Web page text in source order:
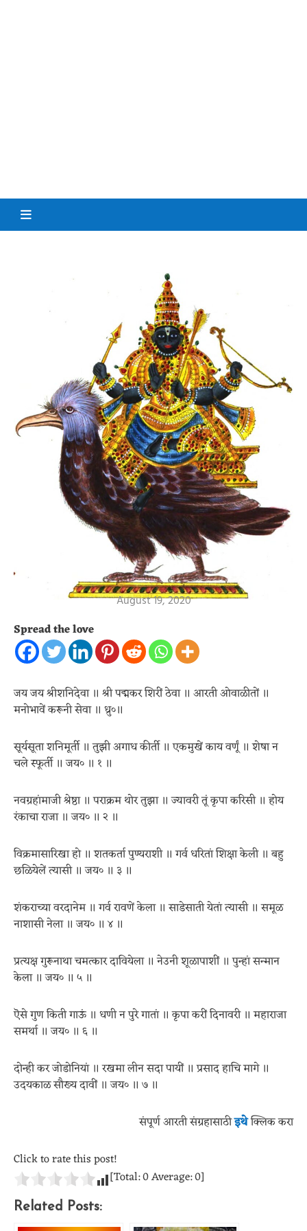
अध्यात्म आरती संग्रह साहित्य
शनैश्चराची आरती – जय जय श्रीशनिदेवा
August 19, 2020
Spread the love
जय जय श्रीशनिदेवा ॥ श्री पद्मकर शिरीं ठेवा ॥ आरती ओवाळीतों ॥
मनोभावें करूनी सेवा ॥ ध्रु०॥
सूर्यसूता शनिमूर्ती ॥ तुझी अगाध कीर्ती ॥ एकमुखें काय वर्णूं ॥ शेषा न
चले स्फूर्ती ॥ जय० ॥ १ ॥
नवग्रहांमाजी श्रेष्ठा ॥ पराक्रम थोर तुझा ॥ ज्यावरी तूं कृपा करिसी ॥ होय
रंकाचा राजा ॥ जय० ॥ २ ॥
विक्रमासारिखा हो ॥ शतकर्ता पुण्यराशी ॥ गर्व धरितां शिक्षा केली ॥ बहु
छळियेलें त्यासी ॥ जय० ॥ ३ ॥
शंकराच्या वरदानेम ॥ गर्व रावणें केला ॥ साडेसाती येतां त्यासी ॥ समूळ
नाशासी नेला ॥ जय० ॥ ४ ॥
प्रत्यक्ष गुरूनाथा चमत्कार दावियेला ॥ नेउनी शूळापाशीं ॥ पुन्हां सन्मान
केला ॥ जय० ॥ ५ ॥
ऎसे गुण किती गाऊं ॥ धणी न पुरे गातां ॥ कृपा करीं दिनावरी ॥ महाराजा
समर्था ॥ जय० ॥ ६ ॥
दोन्ही कर जोडोनियां ॥ रखमा लीन सदा पायीं ॥ प्रसाद हाचि मागे ॥
उदयकाळ सौख्य दावीं ॥ जय० ॥ ७ ॥
संपूर्ण आरती संग्रहासाठीइथेक्लिक करा
Click to rate this post!
[Total:0Average:0]
Related Posts: